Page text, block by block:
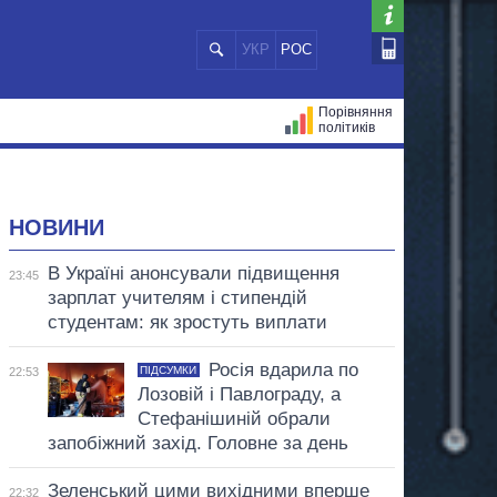
УКР РОС
Порівняння
політиків
НОВИНИ
23:45
В Україні анонсували підвищення
зарплат учителям і стипендій
студентам: як зростуть виплати
22:53 ПІДСУМКИ
Росія вдарила по
Лозовій і Павлограду, а
Стефанішиній обрали
запобіжний захід. Головне за день
22:32
Зеленський цими вихідними вперше